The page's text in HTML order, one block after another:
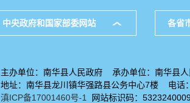
中央政府和国家部委网站 各省
主办单位：南华县人民政府 承办单位：南华县人
地址：南华县龙川镇华强路县公务中心7楼 电
滇ICP备17001460号-1
网站标识码：